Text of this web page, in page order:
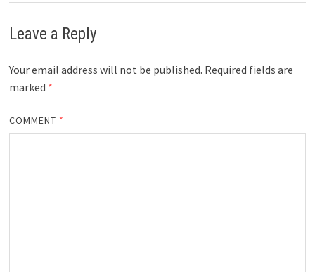
Leave a Reply
Your email address will not be published. Required fields are
marked *
COMMENT *